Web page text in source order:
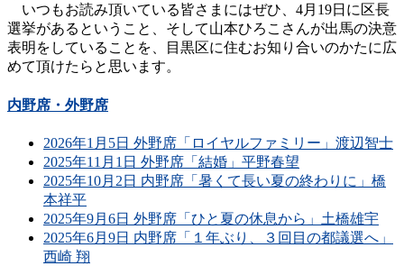
いつもお読み頂いている皆さまにはぜひ、4月19日に区長
選挙があるということ、そして山本ひろこさんが出馬の決意
表明をしていることを、目黒区に住むお知り合いのかたに広
めて頂けたらと思います。
内野席・外野席
2026年1月5日 外野席「ロイヤルファミリー」渡辺智士
2025年11月1日 外野席「結婚」平野春望
2025年10月2日 内野席「暑くて長い夏の終わりに」橋
本祥平
2025年9月6日 外野席「ひと夏の休息から」土橋雄宇
2025年6月9日 内野席「１年ぶり、３回目の都議選へ」
西崎 翔